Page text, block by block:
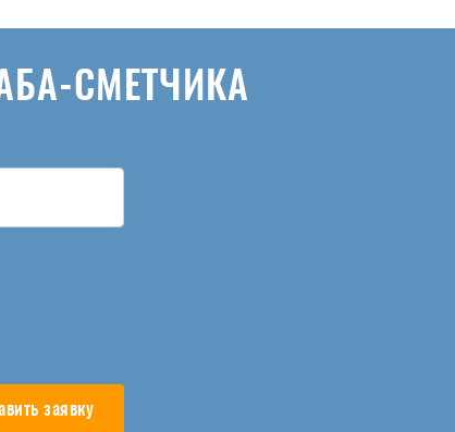
СМЕТЧИКА
заявку